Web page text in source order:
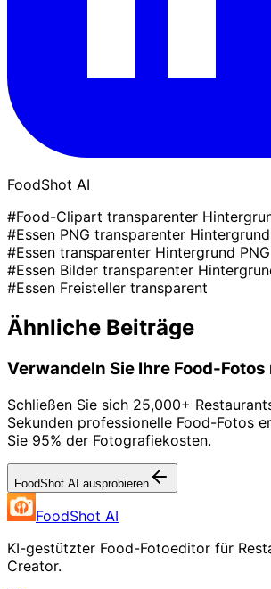
FoodShot AI
#Food-Clipart transparenter
#Essen PNG transparenter Hintergrund
#Essen transparenter Hintergrund PNG
#Essen Bilder transparenter
#Essen Freisteller transparent
Ähnliche Beiträge
Verwandeln Sie Ihre Food-Fotos
Schließen Sie sich 25,000+
Sekunden professionelle Food-Fotos
Sie 95% der Fotografiekosten.
FoodShot AI ausprobieren
FoodShot AI
KI-gestützter Food-Fotoeditor für
Creator.